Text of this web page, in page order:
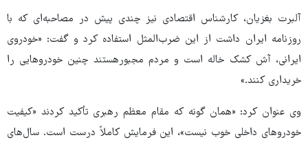
آلبرت بغزیان، کارشناس اقتصادی نیز چندی پیش در مصاحبه‌ای که با
روزنامه ایران داشت از این ضرب‌المثل استفاده کرد و گفت: «خودروی
ایرانی، آش کشک خاله است و مردم مجبورهستند چنین خودروهایی را
خریداری کنند.»
وی عنوان کرد: «همان گونه که مقام معظم رهبری تأکید کردند «کیفیت
خودروهای داخلی خوب نیست»، این فرمایش کاملاً درست است. سال‌های